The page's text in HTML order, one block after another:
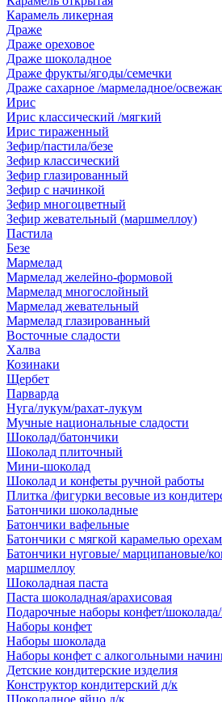
Карамель ликерная
Драже
Драже ореховое
Драже шоколадное
Драже фрукты/ягоды/семечки
Драже сахарное /мармеладное/
Ирис
Ирис классический /мягкий
Ирис тираженный
Зефир/пастила/безе
Зефир классический
Зефир глазированный
Зефир с начинкой
Зефир многоцветный
Зефир жевательный (маршмеллоу)
Пастила
Безе
Мармелад
Мармелад желейно-формовой
Мармелад многослойный
Мармелад жевательный
Мармелад глазированный
Восточные сладости
Халва
Козинаки
Щербет
Парварда
Нуга/лукум/рахат-лукум
Мучные национальные сладости
Шоколад/батончики
Шоколад плиточный
Мини-шоколад
Шоколад и конфеты ручной работы
Плитка /фигурки весовые из
Батончики шоколадные
Батончики вафельные
Батончики с мягкой карамелью
Батончики нуговые/ марципановые/
маршмеллоу
Шоколадная паста
Паста шоколадная/арахисовая
Подарочные наборы конфет/шоколада/
Наборы конфет
Наборы шоколада
Наборы конфет с алкогольными
Детские кондитерские изделия
Конструктор кондитерский д/к
Шоколадное яйцо д/к